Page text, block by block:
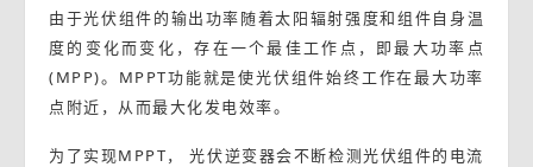
由于光伏组件的输出功率随着太阳辐射强度和组件自身温
度的变化而变化，存在一个最佳工作点，即最大功率点
(MPP)。MPPT功能就是使光伏组件始终工作在最大功率
点附近，从而最大化发电效率。
为了实现MPPT， 光伏逆变器会不断检测光伏组件的电流